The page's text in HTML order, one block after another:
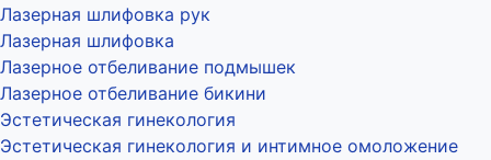
Лазерная шлифовка рук
Лазерная шлифовка
Лазерное отбеливание подмышек
Лазерное отбеливание бикини
Эстетическая гинекология
Эстетическая гинекология и интимное омоложение